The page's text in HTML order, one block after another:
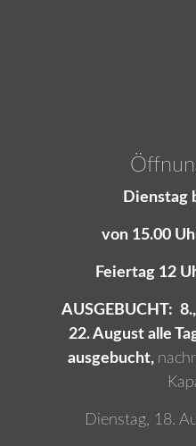
Dienstag
von 15.00
Feiertag 12
AUSGEBUCHT:
22. August alle
ausgebucht,
Dienstag, 18.